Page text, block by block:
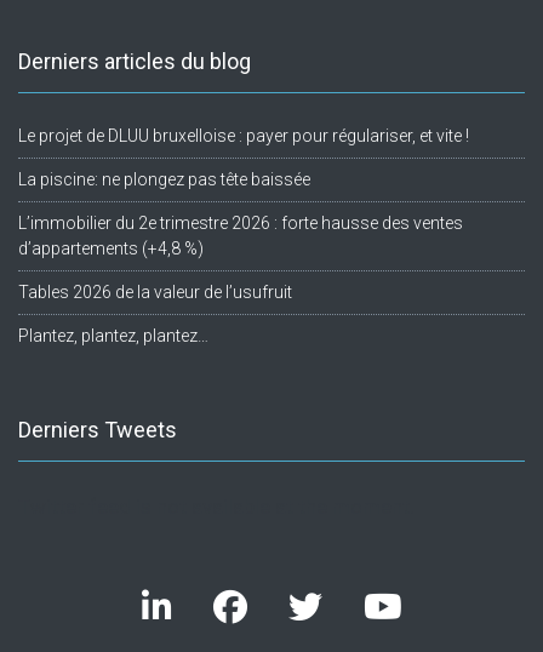
Derniers articles du blog
Le projet de DLUU bruxelloise : payer pour régulariser, et vite !
La piscine: ne plongez pas tête baissée
L’immobilier du 2e trimestre 2026 : forte hausse des ventes
d’appartements (+4,8 %)
Tables 2026 de la valeur de l’usufruit
Plantez, plantez, plantez…
Derniers Tweets